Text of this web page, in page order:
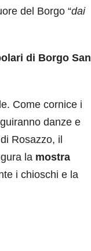
del Borgo “dai
di Borgo San
Come cornice i
danze e
Rosazzo, il
la mostra
i chioschi e la